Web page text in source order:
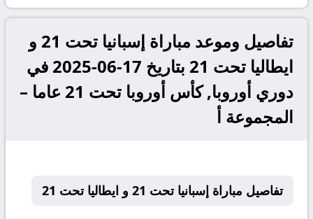
تفاصيل وموعد مباراة إسبانيا تحت 21 و
ايطاليا تحت 21 بتاريخ 17-06-2025 في
دوري أوروبا, كأس أوروبا تحت 21 عاما –
المجموعة أ
تفاصيل مباراة إسبانيا تحت 21 و ايطاليا تحت 21